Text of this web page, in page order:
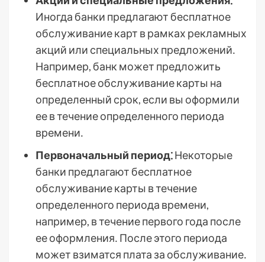
Иногда банки предлагают бесплатное
обслуживание карт в рамках рекламных
акций или специальных предложений․
Например, банк может предложить
бесплатное обслуживание карты на
определенный срок, если вы оформили
ее в течение определенного периода
времени․
Первоначальный период⁚Некоторые
банки предлагают бесплатное
обслуживание карты в течение
определенного периода времени,
например, в течение первого года после
ее оформления․ После этого периода
может взиматся плата за обслуживание․